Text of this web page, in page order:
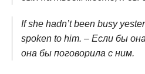
If she hadn’t been busy
spoken to him. – Если бы
она бы поговорила с ним.